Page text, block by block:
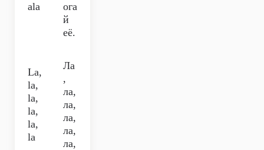
ala
ога
й
её.
La,
la,
la,
la,
la,
la
Ла
,
ла,
ла,
ла,
ла,
ла,